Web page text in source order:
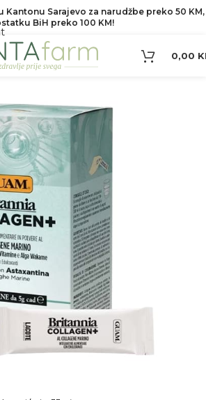
Sarajevo za narudžbe preko 50 KM,
BiH preko 100 KM!
0,00